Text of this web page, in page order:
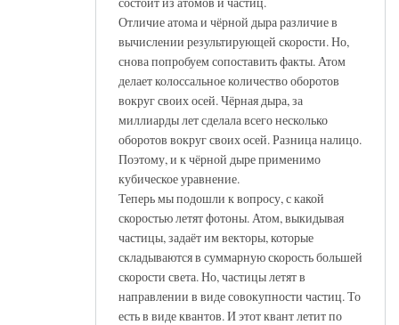
Отличие атома и чёрной дыра различие в
вычислении результирующей скорости. Но,
снова попробуем сопоставить факты. Атом
делает колоссальное количество оборотов
вокруг своих осей. Чёрная дыра, за
миллиарды лет сделала всего несколько
оборотов вокруг своих осей. Разница налицо.
Поэтому, и к чёрной дыре применимо
кубическое уравнение.
Теперь мы подошли к вопросу, с какой
скоростью летят фотоны. Атом, выкидывая
частицы, задаёт им векторы, которые
складываются в суммарную скорость большей
скорости света. Но, частицы летят в
направлении в виде совокупности частиц. То
есть в виде квантов. И этот квант летит по